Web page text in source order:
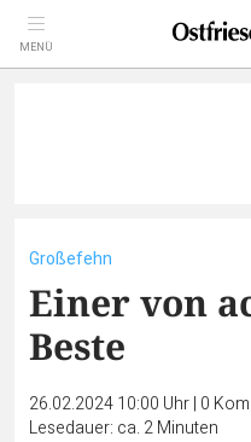
MENÜ
Großefehn
Einer von
Beste
26.02.2024 10:00 Uhr| 0
Lesedauer: ca. 2 Minuten